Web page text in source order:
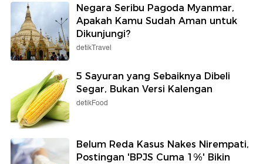
Negara Seribu Pagoda Myanmar,
Apakah Kamu Sudah Aman untuk
Dikunjungi?
detikTravel
5 Sayuran yang Sebaiknya Dibeli
Segar, Bukan Versi Kalengan
detikFood
Belum Reda Kasus Nakes Nirempati,
Postingan 'BPJS Cuma 1%' Bikin